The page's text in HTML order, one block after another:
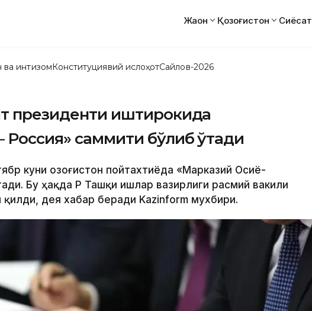
Жаҳон Қозоғистон Сиёсат
ва интизомКонституциявий ислоҳотСайлов-2026
президенти иштирокида
Россия» саммити бўлиб ўтади
куни Қозоғистон пойтахтиёда «Марказий Осиё-
Бу ҳақда ҚР Ташқи ишлар вазирлиги расмий вакили
дея хабар беради Kazinform мухбири.